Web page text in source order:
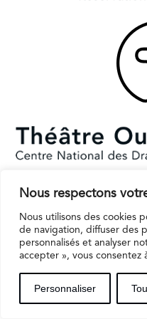
Nous respectons
Nous utilisons des cookies
de navigation, diffuser des
personnalisés et analyser
accepter », vous consentez
Personnaliser
Subventionné par le
Espaces professionnels
Inscription infolettre